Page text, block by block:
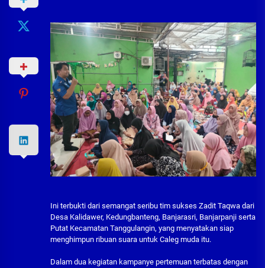
Ini terbukti dari semangat seribu tim sukses Zadit Taqwa dari
Desa Kalidawer, Kedungbanteng, Banjarasri, Banjarpanji serta
Putat Kecamatan Tanggulangin, yang menyatakan siap
menghimpun ribuan suara untuk Caleg muda itu.
Dalam dua kegiatan kampanye pertemuan terbatas dengan